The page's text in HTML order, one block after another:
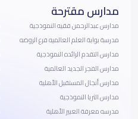
مدارس مقترحة
مدارس عبدالرحمن فقيه النموذجية
مدرسة بوابة العلم العالميه فرع الروضه
مدارس التقدم الرائده النموذجية
مدارس الفجر الجديد العالمية
مدارس أنجال المستقبل الأهلية
مدارس الثريا النموذجية
مدرسه معرفة العبير الأهلية